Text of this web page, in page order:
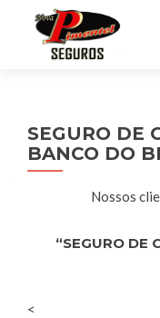
SEGURO DE
BANCO DO
Nossos
“SEGURO DE
<